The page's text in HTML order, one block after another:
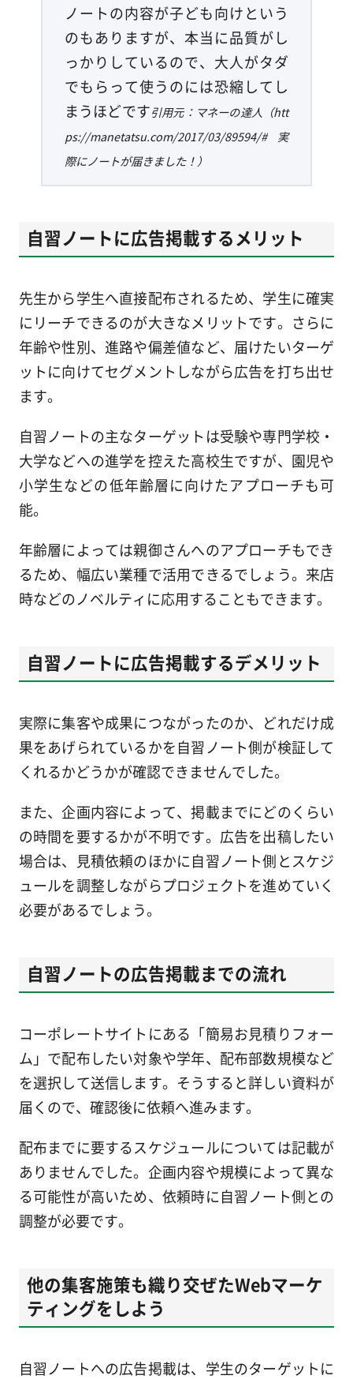
ノートの内容が子ども向けという
のもありますが、本当に品質がし
っかりしているので、大人がタダ
でもらって使うのには恐縮してし
まうほどです引用元：マネーの達人（htt
ps://manetatsu.com/2017/03/89594/#実
際にノートが届きました！）
自習ノートに広告掲載するメリット
先生から学生へ直接配布されるため、学生に確実
にリーチできるのが大きなメリットです。さらに
年齢や性別、進路や偏差値など、届けたいターゲ
ットに向けてセグメントしながら広告を打ち出せ
ます。
自習ノートの主なターゲットは受験や専門学校・
大学などへの進学を控えた高校生ですが、園児や
小学生などの低年齢層に向けたアプローチも可
能。
年齢層によっては親御さんへのアプローチもでき
るため、幅広い業種で活用できるでしょう。来店
時などのノベルティに応用することもできます。
自習ノートに広告掲載するデメリット
実際に集客や成果につながったのか、どれだけ成
果をあげられているかを自習ノート側が検証して
くれるかどうかが確認できませんでした。
また、企画内容によって、掲載までにどのくらい
の時間を要するかが不明です。広告を出稿したい
場合は、見積依頼のほかに自習ノート側とスケジ
ュールを調整しながらプロジェクトを進めていく
必要があるでしょう。
自習ノートの広告掲載までの流れ
コーポレートサイトにある「簡易お見積りフォー
ム」で配布したい対象や学年、配布部数規模など
を選択して送信します。そうすると詳しい資料が
届くので、確認後に依頼へ進みます。
配布までに要するスケジュールについては記載が
ありませんでした。企画内容や規模によって異な
る可能性が高いため、依頼時に自習ノート側との
調整が必要です。
他の集客施策も織り交ぜたWebマーケ
ティングをしよう
自習ノートへの広告掲載は、学生のターゲットに